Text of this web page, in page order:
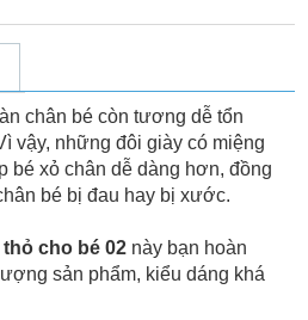
chân bé còn tương dễ tổn
vậy, những đôi giày có miệng
bé xỏ chân dễ dàng hơn, đồng
bé bị đau hay bị xước.
cho bé 02 này bạn hoàn
sản phẩm, kiểu dáng khá